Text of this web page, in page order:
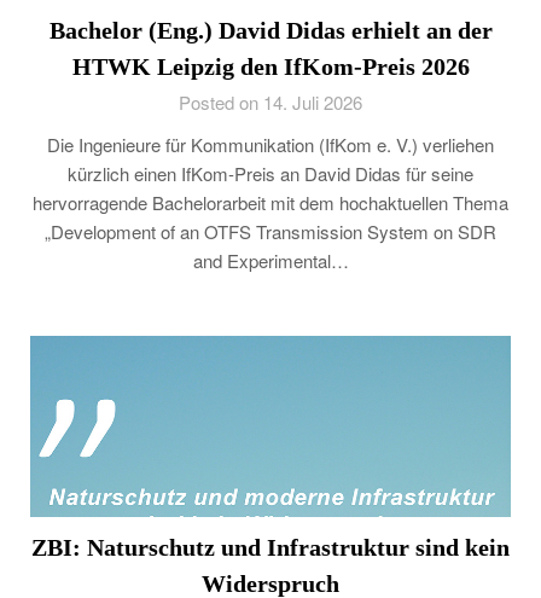
Bachelor (Eng.) David Didas erhielt an der
HTWK Leipzig den IfKom-Preis 2026
Posted on 14. Juli 2026
Die Ingenieure für Kommunikation (IfKom e. V.) verliehen
kürzlich einen IfKom-Preis an David Didas für seine
hervorragende Bachelorarbeit mit dem hochaktuellen Thema
„Development of an OTFS Transmission System on SDR
and Experimental…
ZBI: Naturschutz und Infrastruktur sind kein
Widerspruch